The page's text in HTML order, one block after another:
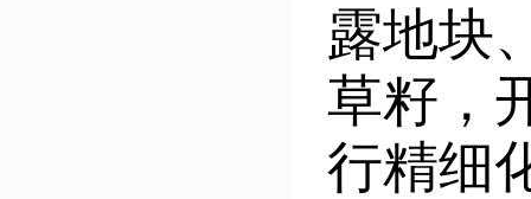
露地块
草籽，
行精细